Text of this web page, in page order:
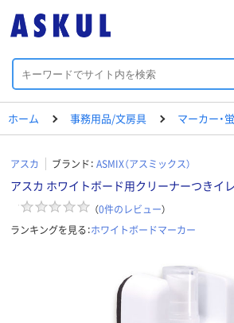
ホーム 事務用品/文房具 マーカー・
アスカ ブランド： ASMIX（アスミックス）
アスカ ホワイトボード用クリーナーつきイ
（0件のレビュー）
ランキングを見る：ホワイトボードマーカー